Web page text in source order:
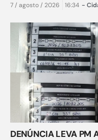
7 / agosto / 2026 16:34 -
DENÚNCIA LEVA PM